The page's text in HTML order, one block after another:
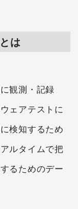
は
観測・記録
ェアテストに
検知するため
ルタイムで把
るためのデー